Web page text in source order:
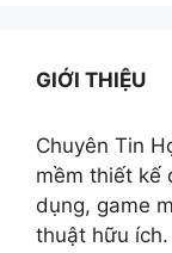
GIỚI THIỆU
Chuyên Tin
mềm thiết kế
dụng, game
thuật hữu ích.